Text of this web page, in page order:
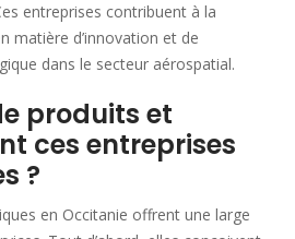
entreprises contribuent à la
matière d’innovation et de
dans le secteur aérospatial.
produits et
ces entreprises
?
en Occitanie offrent une large